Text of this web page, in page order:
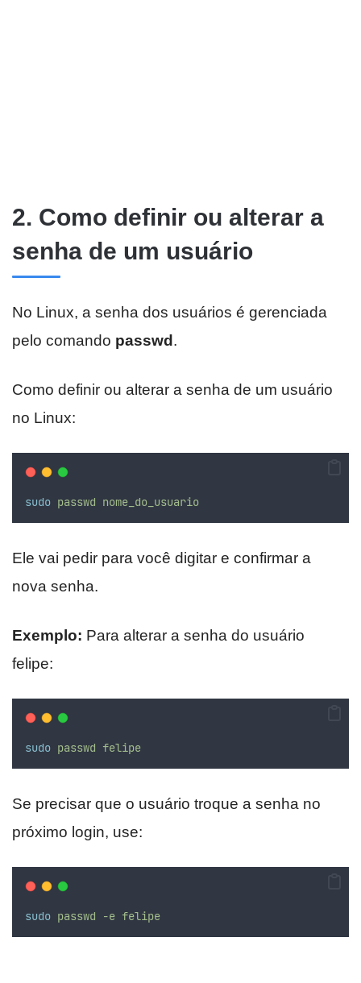
2. Como definir ou alterar a
senha de um usuário
No Linux, a senha dos usuários é gerenciada
pelo comando passwd.
Como definir ou alterar a senha de um usuário
no Linux:
sudo passwd nome_do_usuario
Ele vai pedir para você digitar e confirmar a
nova senha.
Exemplo: Para alterar a senha do usuário
felipe:
sudo passwd felipe
Se precisar que o usuário troque a senha no
próximo login, use:
sudo passwd -e felipe